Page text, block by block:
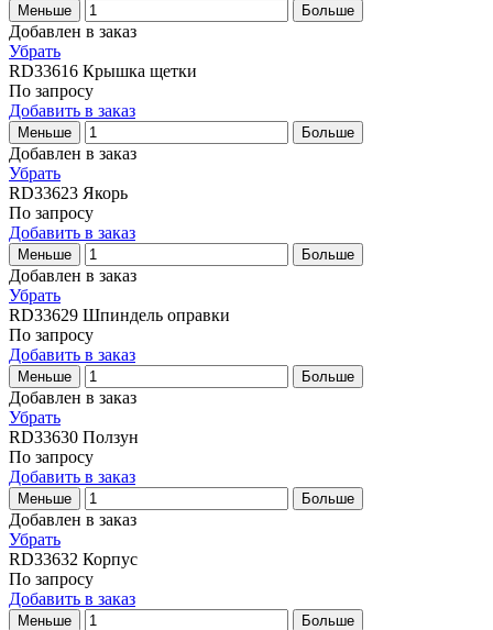
Меньше Больше
Добавлен в заказ
Убрать
RD33616 Крышка щетки
По запросу
Добавить в заказ
Меньше Больше
Добавлен в заказ
Убрать
RD33623 Якорь
По запросу
Добавить в заказ
Меньше Больше
Добавлен в заказ
Убрать
RD33629 Шпиндель оправки
По запросу
Добавить в заказ
Меньше Больше
Добавлен в заказ
Убрать
RD33630 Ползун
По запросу
Добавить в заказ
Меньше Больше
Добавлен в заказ
Убрать
RD33632 Корпус
По запросу
Добавить в заказ
Меньше Больше